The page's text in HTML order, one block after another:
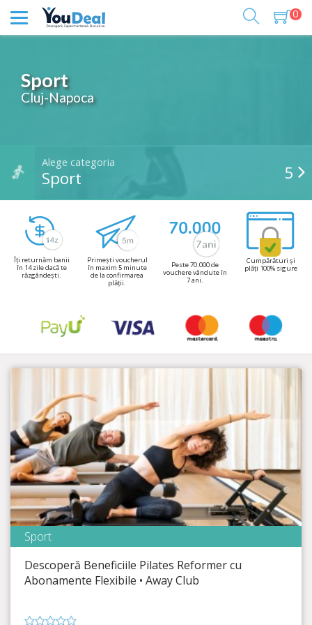
0
Sport
Cluj-Napoca
Alege categoria
Sport 5
Îți returnăm banii
în 14 zile dacă te
răzgândești.
Primești voucherul
în maxim 5 minute
de la confirmarea
plății.
Peste 70.000 de
vouchere vândute în
7 ani.
Cumpărături și
plăți 100% sigure
Timp Rămas
37:27:21
Sport
Descoperă Beneficiile Pilates Reformer cu
Abonamente Flexibile • Away Club